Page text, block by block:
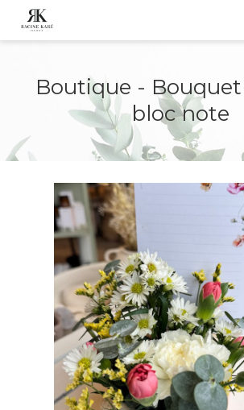
Boutique -
bloc note